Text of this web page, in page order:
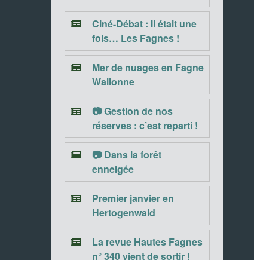
Ciné-Débat : Il était une
fois… Les Fagnes !
Mer de nuages en Fagne
Wallonne
📷 Gestion de nos
réserves : c’est reparti !
📷 Dans la forêt
enneigée
Premier janvier en
Hertogenwald
La revue Hautes Fagnes
n° 340 vient de sortir !